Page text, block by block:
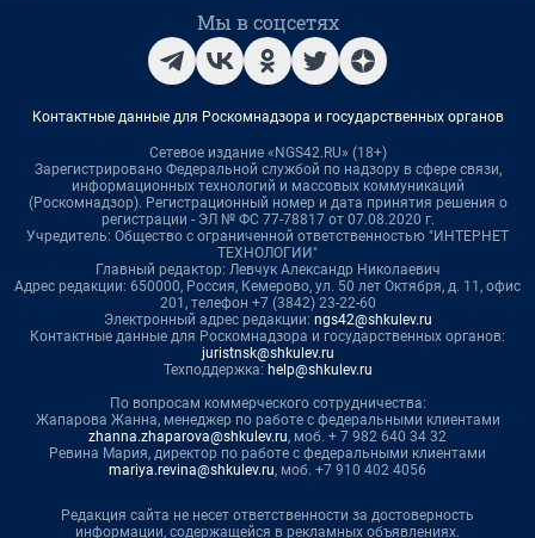
Мы в соцсетях
Контактные данные для Роскомнадзора и государственных органов
Сетевое издание «NGS42.RU» (18+)
Зарегистрировано Федеральной службой по надзору в сфере связи,
информационных технологий и массовых коммуникаций
(Роскомнадзор). Регистрационный номер и дата принятия решения о
регистрации - ЭЛ № ФС 77-78817 от 07.08.2020 г.
Учредитель: Общество с ограниченной ответственностью "ИНТЕРНЕТ
ТЕХНОЛОГИИ"
Главный редактор: Левчук Александр Николаевич
Адрес редакции: 650000, Россия, Кемерово, ул. 50 лет Октября, д. 11, офис
201, телефон +7 (3842) 23-22-60
Электронный адрес редакции: ngs42@shkulev.ru
Контактные данные для Роскомнадзора и государственных органов:
juristnsk@shkulev.ru
Техподдержка: help@shkulev.ru
По вопросам коммерческого сотрудничества:
Жапарова Жанна, менеджер по работе с федеральными клиентами
zhanna.zhaparova@shkulev.ru, моб. + 7 982 640 34 32
Ревина Мария, директор по работе с федеральными клиентами
mariya.revina@shkulev.ru, моб. +7 910 402 4056
Редакция сайта не несет ответственности за достоверность
информации, содержащейся в рекламных объявлениях.